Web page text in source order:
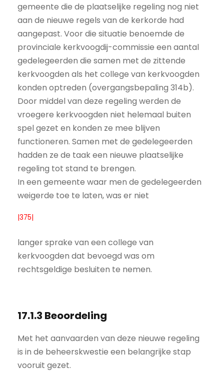
gemeente die de plaatselijke regeling nog niet
aan de nieuwe regels van de kerkorde had
aangepast. Voor die situatie benoemde de
provinciale kerkvoogdij-commissie een aantal
gedelegeerden die samen met de zittende
kerkvoogden als het college van kerkvoogden
konden optreden (overgangsbepaling 314b).
Door middel van deze regeling werden de
vroegere kerkvoogden niet helemaal buiten
spel gezet en konden ze mee blijven
functioneren. Samen met de gedelegeerden
hadden ze de taak een nieuwe plaatselijke
regeling tot stand te brengen.
In een gemeente waar men de gedelegeerden
weigerde toe te laten, was er niet
|375|
langer sprake van een college van
kerkvoogden dat bevoegd was om
rechtsgeldige besluiten te nemen.
17.1.3 Beoordeling
Met het aanvaarden van deze nieuwe regeling
is in de beheerskwestie een belangrijke stap
vooruit gezet.